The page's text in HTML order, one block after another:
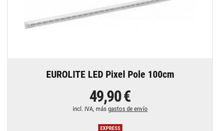
EUROLITE LED Pixel Pole 100cm
49,90 €
incl. IVA, más gastos de envío